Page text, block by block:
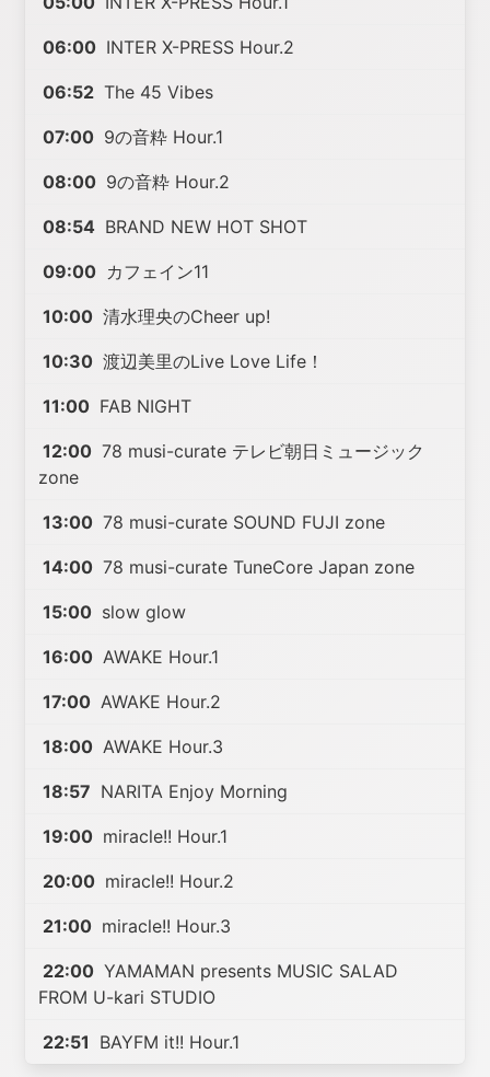
06:00 INTER X-PRESS Hour.2
06:52 The 45 Vibes
07:00 9の音粋 Hour.1
08:00 9の音粋 Hour.2
08:54 BRAND NEW HOT SHOT
09:00 カフェイン11
10:00 清水理央のCheer up!
10:30 渡辺美里のLive Love Life！
11:00 FAB NIGHT
12:00 78 musi-curate テレビ朝日ミュージック
zone
13:00 78 musi-curate SOUND FUJI zone
14:00 78 musi-curate TuneCore Japan zone
15:00 slow glow
16:00 AWAKE Hour.1
17:00 AWAKE Hour.2
18:00 AWAKE Hour.3
18:57 NARITA Enjoy Morning
19:00 miracle!! Hour.1
20:00 miracle!! Hour.2
21:00 miracle!! Hour.3
22:00 YAMAMAN presents MUSIC SALAD
FROM U-kari STUDIO
22:51 BAYFM it!! Hour.1